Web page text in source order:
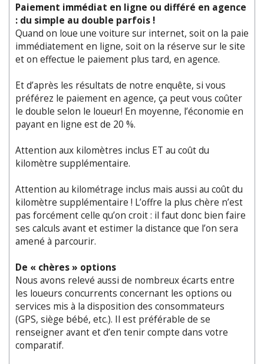
Paiement immédiat en ligne ou différé en agence
: du simple au double parfois !
Quand on loue une voiture sur internet, soit on la paie
immédiatement en ligne, soit on la réserve sur le site
et on effectue le paiement plus tard, en agence.
Et d’après les résultats de notre enquête, si vous
préférez le paiement en agence, ça peut vous coûter
le double selon le loueur! En moyenne, l’économie en
payant en ligne est de 20 %.
Attention aux kilomètres inclus ET au coût du
kilomètre supplémentaire.
Attention au kilométrage inclus mais aussi au coût du
kilomètre supplémentaire ! L’offre la plus chère n’est
pas forcément celle qu’on croit : il faut donc bien faire
ses calculs avant et estimer la distance que l’on sera
amené à parcourir.
De « chères » options
Nous avons relevé aussi de nombreux écarts entre
les loueurs concurrents concernant les options ou
services mis à la disposition des consommateurs
(GPS, siège bébé, etc.). Il est préférable de se
renseigner avant et d’en tenir compte dans votre
comparatif.